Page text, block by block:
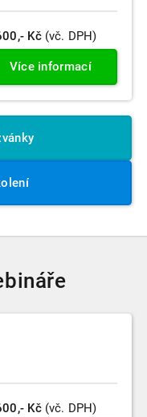
Kč (vč. DPH)
Více informací
Kč (vč. DPH)